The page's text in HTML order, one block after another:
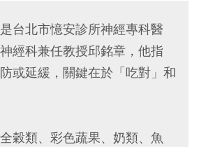
台北市憶安診所神經專科醫
經科兼任教授邱銘章，他指
或延緩，關鍵在於「吃對」和
穀類、彩色蔬果、奶類、魚